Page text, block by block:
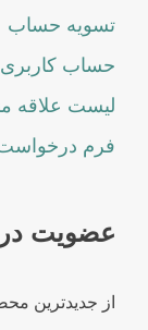
تسویه حساب
حساب کاربری
لیست علاقه
فرم
عضویت در
از جدیدترین